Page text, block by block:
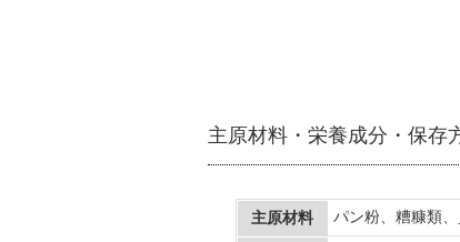
主原材料・栄養成分・保存
主原材料 パン粉、糟糠類